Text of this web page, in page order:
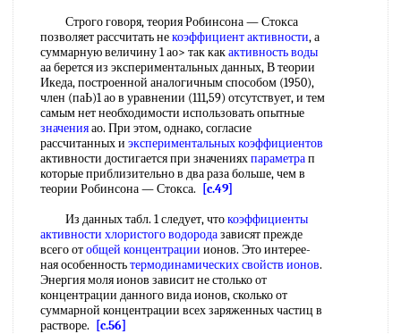
Строго говоря, теория Робинсона — Стокса
позволяет рассчитать некоэффициент активности, а
суммарную величину 1 ао> так какактивность воды
аа берется из экспериментальных данных, В теории
Икеда, построенной аналогичным способом (1950),
член (паЬ)1 ао в уравнении (111,59) отсутствует, и тем
самым нет необходимости использовать опытные
значенияао. При этом, однако, согласие
рассчитанных и экспериментальных коэффициентов
активности достигается при значенияхпараметрап
которые приблизительно в два раза больше, чем в
теории Робинсона — Стокса.
[c.49]
Из данных табл. 1 следует, чтокоэффициенты
активности хлористого водородазависят прежде
всего отобщей концентрации ионов. Это интерее-
ная особенностьтермодинамических свойств ионов.
Энергия моля ионов зависит не столько от
концентрации данного вида ионов, сколько от
суммарной концентрации всех заряженных частиц в
растворе.
[c.56]